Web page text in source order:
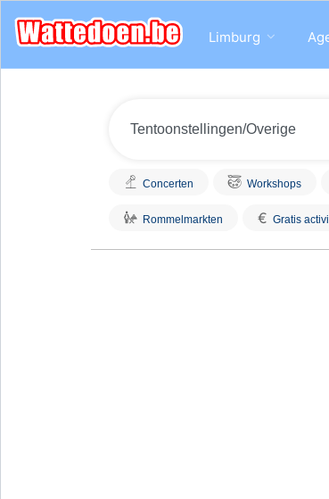
Limburg
Concerten Workshops
Rommelmarkten € Gratis